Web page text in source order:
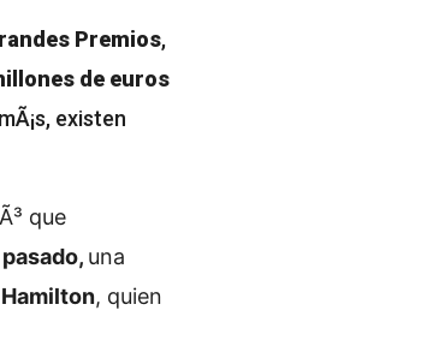
Premios,
de euros
existen
que
una
, quien